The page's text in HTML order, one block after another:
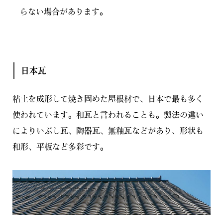
らない場合があります。
日本瓦
粘土を成形して焼き固めた屋根材で、日本で最も多く
使われています。和瓦と言われることも。製法の違い
によりいぶし瓦、陶器瓦、無釉瓦などがあり、形状も
和形、平板など多彩です。